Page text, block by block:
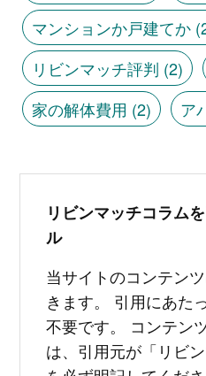
マンションか戸建てか
リビンマッチ評判 (2)
家の解体費用 (2) ア
リビンマッチコラム
ル
当サイトのコンテン
きます。 引用にあた
不要です。 コンテン
は、引用元が「リビ